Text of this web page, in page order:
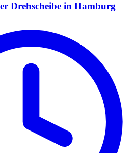
Drehscheibe in Hamburg